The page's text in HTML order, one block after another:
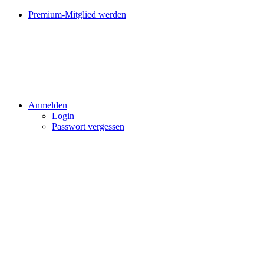
Premium-Mitglied werden
Anmelden
Login
Passwort vergessen